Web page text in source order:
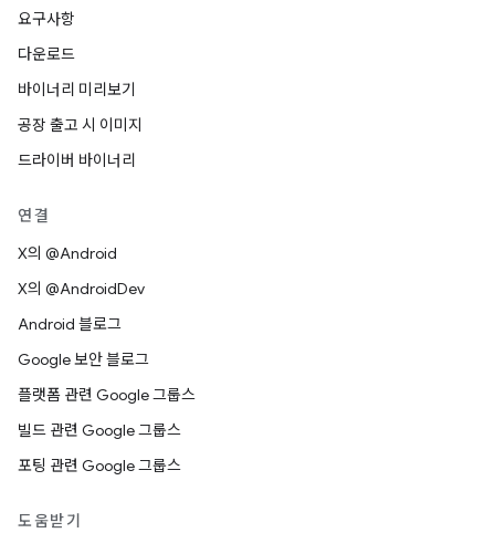
요구사항
다운로드
바이너리 미리보기
공장 출고 시 이미지
드라이버 바이너리
연결
X의 @Android
X의 @AndroidDev
Android 블로그
Google 보안 블로그
플랫폼 관련 Google 그룹스
빌드 관련 Google 그룹스
포팅 관련 Google 그룹스
도움받기